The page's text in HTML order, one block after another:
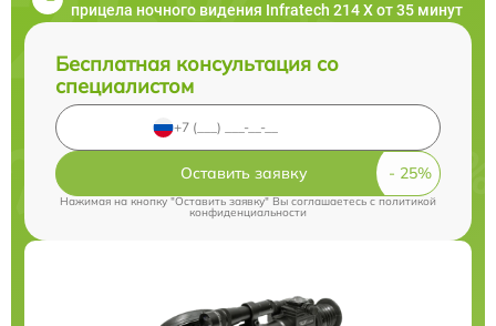
прицела ночного видения Infratech 214 Х от 35 минут
Бесплатная консультация со
специалистом
Оставить заявку
Нажимая на кнопку "Оставить заявку" Вы соглашаетесь cполитикой
конфиденциальности